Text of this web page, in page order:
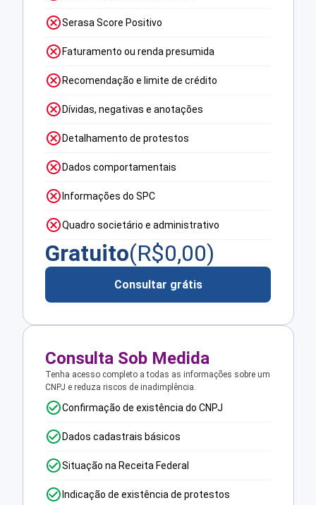
Serasa Score Positivo
Faturamento ou renda presumida
Recomendação e limite de crédito
Dívidas, negativas e anotações
Detalhamento de protestos
Dados comportamentais
Informações do SPC
Quadro societário e administrativo
Gratuito(R$0,00)
Consultar grátis
Consulta Sob Medida
Tenha acesso completo a todas as informações sobre um
CNPJ e reduza riscos de inadimplência.
Confirmação de existência do CNPJ
Dados cadastrais básicos
Situação na Receita Federal
Indicação de existência de protestos